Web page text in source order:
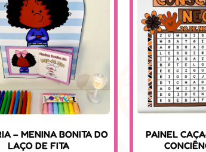
– MENINA BONITA DO
LAÇO DE FITA
PAINEL